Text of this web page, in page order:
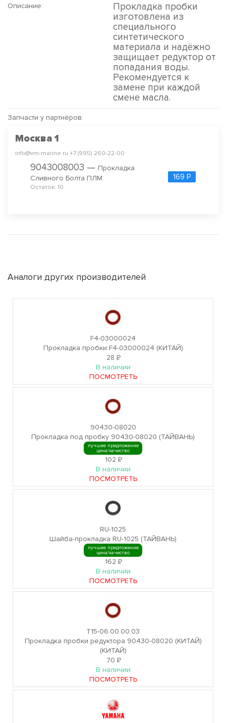
Описание:
Прокладка пробки
изготовлена из
специального
синтетического
материала и надёжно
защищает редуктор от
попадания воды.
Рекомендуется к
замене при каждой
смене масла.
Запчасти у партнёров:
Москва 1
info@vm-marine.ru +7 (995) 260-22-00
9043008003 — Прокладка
Сливного Болта ПЛМ
Остаток: 10
169 Р
Аналоги других производителей
F4-03000024
Прокладка пробки F4-03000024 (КИТАЙ)
28Р
В наличии
ПОСМОТРЕТЬ
90430-08020
Прокладка под пробку 90430-08020 (ТАЙВАНЬ)
лучшее предложение
цена/качество
102Р
В наличии
ПОСМОТРЕТЬ
RU-1025
Шайба-прокладка RU-1025 (ТАЙВАНЬ)
лучшее предложение
цена/качество
162Р
В наличии
ПОСМОТРЕТЬ
T15-06.00.00.03
Прокладка пробки редуктора 90430-08020 (КИТАЙ)
(КИТАЙ)
70 Р
В наличии
ПОСМОТРЕТЬ